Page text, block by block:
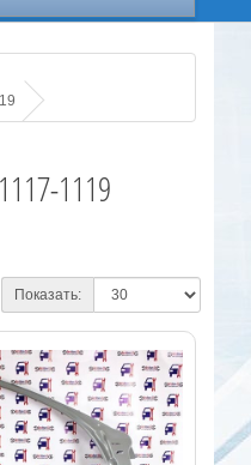
1119
Показать: